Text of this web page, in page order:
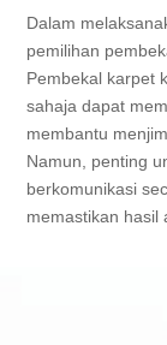
Dalam
pemilihan
Pembekal karpet
sahaja dapat
membantu
Namun, penting
berkomunikasi
memastikan hasil